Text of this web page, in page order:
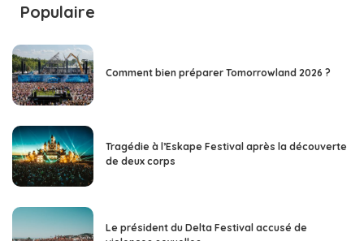
Populaire
Comment bien préparer Tomorrowland 2026 ?
Tragédie à l’Eskape Festival après la découverte
de deux corps
Le président du Delta Festival accusé de